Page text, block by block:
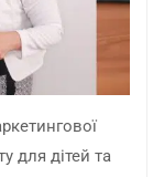
для дітей та